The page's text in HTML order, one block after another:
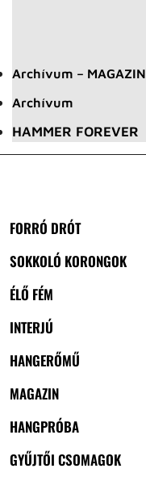
Archívum – MAGAZIN
Archívum
HAMMER FOREVER
FORRÓ DRÓT
SOKKOLÓ KORONGOK
ÉLŐ FÉM
INTERJÚ
HANGERŐMŰ
MAGAZIN
HANGPRÓBA
GYŰJTŐI CSOMAGOK